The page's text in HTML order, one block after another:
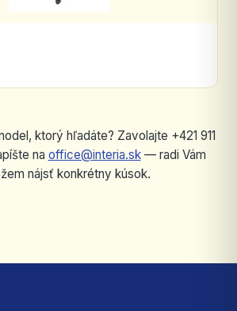
ktorý hľadáte? Zavolajte +421 911
na office@interia.sk— radi Vám
nájsť konkrétny kúsok.